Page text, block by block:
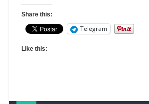
Share this:
Telegram
Like this: